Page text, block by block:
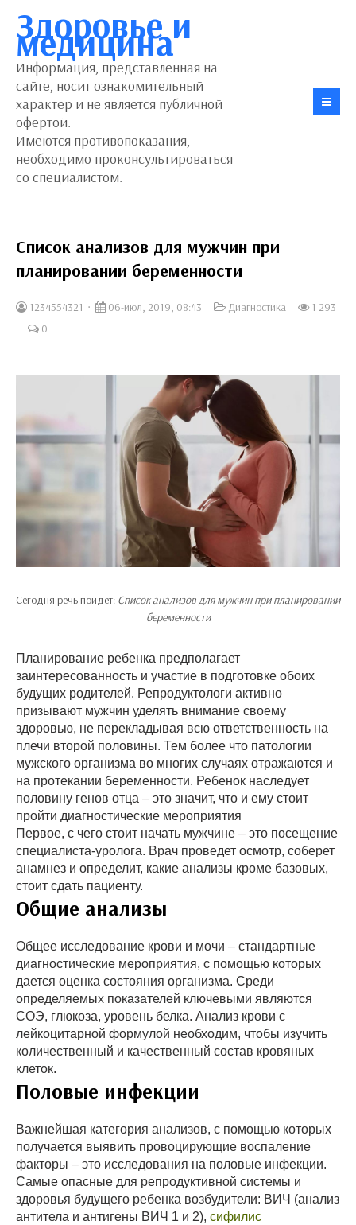
Здоровье и
медицина
Информация, представленная на
сайте, носит ознакомительный
характер и не является публичной
офертой.
Имеются противопоказания,
необходимо проконсультироваться
со специалистом.
Список анализов для мужчин при
планировании беременности
1234554321 06-июл, 2019, 08:43 Диагностика
1 293
0
Сегодня речь пойдет: Список анализов для мужчин при планировании
беременности
Планирование ребенка предполагает
заинтересованность и участие в подготовке обоих
будущих родителей. Репродуктологи активно
призывают мужчин уделять внимание своему
здоровью, не перекладывая всю ответственность на
плечи второй половины. Тем более что патологии
мужского организма во многих случаях отражаются и
на протекании беременности. Ребенок наследует
половину генов отца – это значит, что и ему стоит
пройти диагностические мероприятия
Первое, с чего стоит начать мужчине – это посещение
специалиста-уролога. Врач проведет осмотр, соберет
анамнез и определит, какие анализы кроме базовых,
стоит сдать пациенту.
Общие анализы
Общее исследование крови и мочи – стандартные
диагностические мероприятия, с помощью которых
дается оценка состояния организма. Среди
определяемых показателей ключевыми являются
СОЭ, глюкоза, уровень белка. Анализ крови с
лейкоцитарной формулой необходим, чтобы изучить
количественный и качественный состав кровяных
клеток.
Половые инфекции
Важнейшая категория анализов, с помощью которых
получается выявить провоцирующие воспаление
факторы – это исследования на половые инфекции.
Самые опасные для репродуктивной системы и
здоровья будущего ребенка возбудители: ВИЧ (анализ
антитела и антигены ВИЧ 1 и 2), сифилис